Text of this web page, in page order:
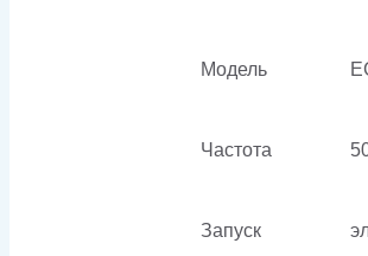
Модель
Частота
Запуск